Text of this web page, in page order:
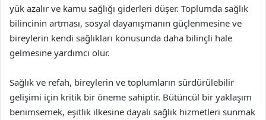
yük azalır ve kamu sağlığı giderleri düşer. Toplumda sağlık
bilincinin artması, sosyal dayanışmanın güçlenmesine ve
bireylerin kendi sağlıkları konusunda daha bilinçli hale
gelmesine yardımcı olur.
Sağlık ve refah, bireylerin ve toplumların sürdürülebilir
gelişimi için kritik bir öneme sahiptir. Bütüncül bir yaklaşım
benimsemek, eşitlik ilkesine dayalı sağlık hizmetleri sunmak